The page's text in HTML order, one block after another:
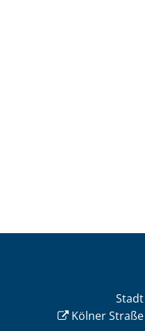
Kölner